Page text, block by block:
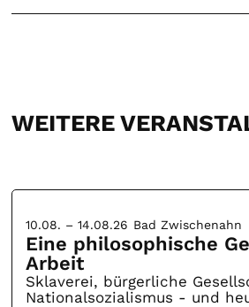
WEITERE
10.08. – 14.08.26 Bad Zwischenahn
Eine philosophische
Arbeit
Sklaverei, bürgerliche
Nationalsozialismus - und